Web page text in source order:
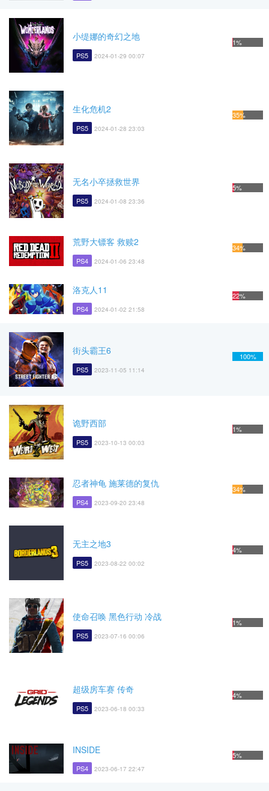
小缇娜的奇幻之地
PS5 2024-01-29 00:07
1%
生化危机2
PS5 2024-01-28 23:03
35%
无名小卒拯救世界
PS5 2024-01-08 23:36
5%
荒野大镖客 救赎2
PS4 2024-01-06 23:48
34%
洛克人11
PS4 2024-01-02 21:58
22%
街头霸王6
PS5 2023-11-05 11:14
100%
诡野西部
PS5 2023-10-13 00:03
1%
忍者神龟 施莱德的复仇
PS4 2023-09-20 23:48
34%
无主之地3
PS5 2023-08-22 00:02
4%
使命召唤 黑色行动 冷战
PS5 2023-07-16 00:06
1%
超级房车赛 传奇
PS5 2023-06-18 00:33
4%
INSIDE
PS4 2023-06-17 22:47
5%